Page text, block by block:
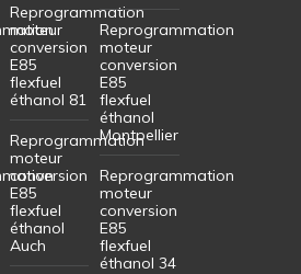
Reprogrammation
moteur
conversion
E85
flexfuel
éthanol 81
Reprogrammation
moteur
conversion
E85
flexfuel
éthanol
Auch
Reprogrammation
moteur
conversion
E85
flexfuel
éthanol
Montpellier
Reprogrammation
moteur
conversion
E85
flexfuel
éthanol 34